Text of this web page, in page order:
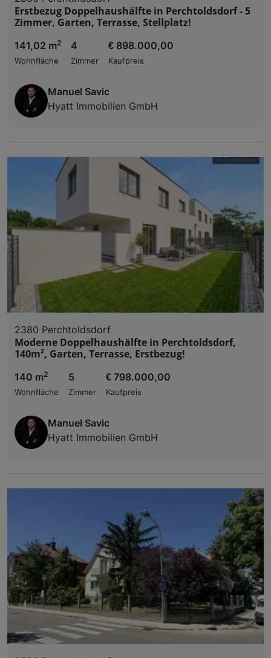
Erstbezug Doppelhaushälfte in Perchtoldsdorf - 5
Zimmer, Garten, Terrasse, Stellplatz!
141,02 m2
Wohnfläche
4
Zimmer
€ 898.000,00
Kaufpreis
Manuel Savic
Hyatt Immobilien GmbH
2380 Perchtoldsdorf
Moderne Doppelhaushälfte in Perchtoldsdorf,
140m², Garten, Terrasse, Erstbezug!
140 m2
Wohnfläche
5
Zimmer
€ 798.000,00
Kaufpreis
Manuel Savic
Hyatt Immobilien GmbH